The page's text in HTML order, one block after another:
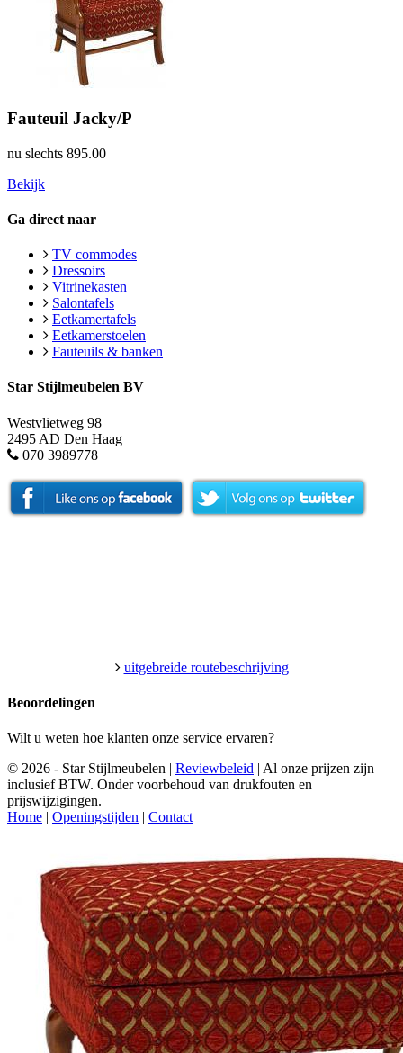
Fauteuil Jacky/P
nu slechts 895.00
Bekijk
Ga direct naar
TV commodes
Dressoirs
Vitrinekasten
Salontafels
Eetkamertafels
Eetkamerstoelen
Fauteuils & banken
Star Stijlmeubelen BV
Westvlietweg 98
2495 AD Den Haag
070 3989778
uitgebreide routebeschrijving
Beoordelingen
Wilt u weten hoe klanten onze service ervaren?
© 2026 - Star Stijlmeubelen | Reviewbeleid | Al onze prijzen zijn
inclusief BTW. Onder voorbehoud van drukfouten en
prijswijzigingen.
Home | Openingstijden | Contact